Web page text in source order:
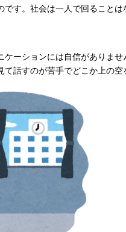
です。社会は一人で回ることは
ーションには自信がありませ
て話すのが苦手でどこか上の空